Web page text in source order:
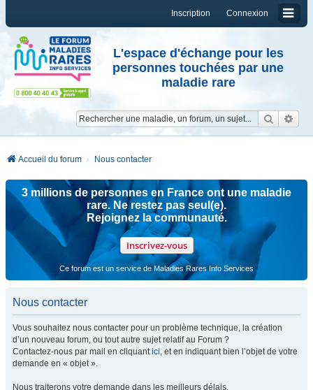
Connexion
Inscription
L'espace d'échange pour les
personnes touchées par une
maladie rare
Accueil du forum Nous contacter
3 millions de personnes en France ont une maladie
rare. Ne restez pas seul(e).
Rejoignez la communauté.
Inscrivez-vous
Ce forum est un service de Maladies Rares Info Services
Nous contacter
Vous souhaitez nous contacter pour un problème technique, la création
d’un nouveau forum, ou tout autre sujet relatif au Forum ?
Contactez-nous par mail en cliquantici, et en indiquant bien l’objet de votre
demande en « objet ».
Nous traiterons votre demande dans les meilleurs délais.